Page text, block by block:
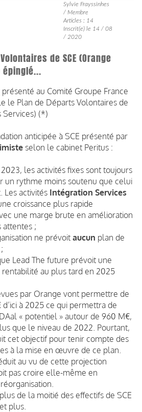
Sylvie Frayssinhes
/ Membre
Articles : 14
Inscrit(e) le 14 / 08
/ 2020
de SCE (Orange
au Comité Groupe France
le Plan de Départs Volontaires de
Services) (*)
anticipée à SCE présenté par
selon le cabinet Peritus :
les activités fixes sont toujours
un rythme moins soutenu que celui
Les activités Intégration Services
croissance plus rapide
une marge brute en amélioration
attentes ;
ne prévoit aucun plan de
Lead The future prévoit une
rentabilité au plus tard en 2025
par Orange vont permettre de
à 2025 ce qui permettra de
« potentiel » autour de 960 M€,
que le niveau de 2022. Pourtant,
cet objectif pour tenir compte des
à la mise en œuvre de ce plan.
au vu de cette projection
pas croire elle-même en
de la moitié des effectifs de SCE
plus.